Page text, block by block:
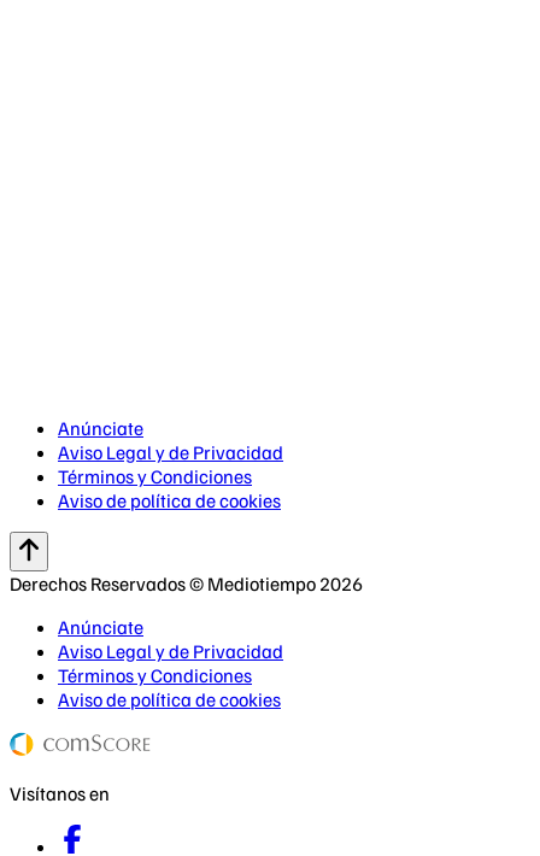
Anúnciate
Aviso Legal y de Privacidad
Términos y Condiciones
Aviso de política de cookies
Derechos Reservados © Mediotiempo 2026
Anúnciate
Aviso Legal y de Privacidad
Términos y Condiciones
Aviso de política de cookies
Visítanos en